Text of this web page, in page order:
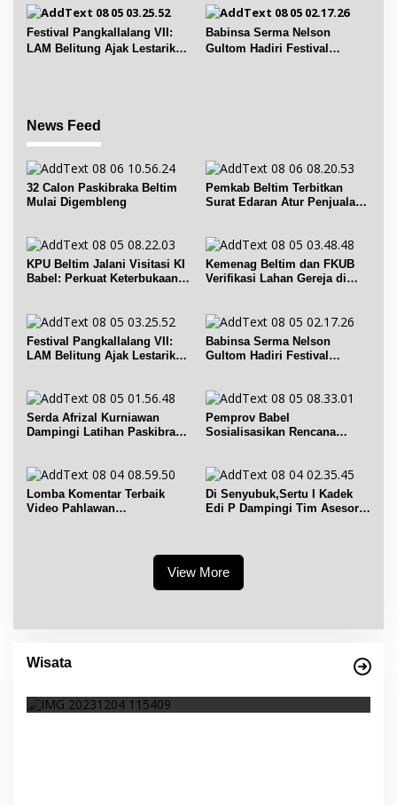
Festival Pangkallalang VII:
LAM Belitung Ajak Lestarikan
Babinsa Serma Nelson
Gultom Hadiri Festival
News Feed
32 Calon Paskibraka Beltim
Mulai Digembleng
Pemkab Beltim Terbitkan
Surat Edaran Atur Penjualan
KPU Beltim Jalani Visitasi KI
Babel: Perkuat Keterbukaan
Kemenag Beltim dan FKUB
Verifikasi Lahan Gereja di
Festival Pangkallalang VII:
LAM Belitung Ajak Lestarikan
Babinsa Serma Nelson
Gultom Hadiri Festival
Serda Afrizal Kurniawan
Dampingi Latihan Paskibra
Pemprov Babel
Sosialisasikan Rencana
Lomba Komentar Terbaik
Video Pahlawan
Di Senyubuk,Sertu I Kadek
Edi P Dampingi Tim Asesor
View More
Wisata
Provinsi Babel Terima Sertifikat dan